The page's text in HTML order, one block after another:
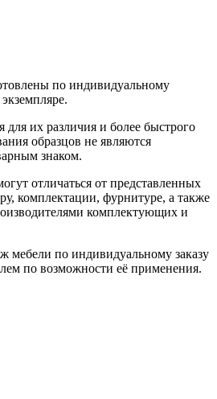
по индивидуальному
их различия и более быстрого
образцов не являются
знаком.
отличаться от представленных
комплектации, фурнитуре, а также
комплектующих и
мебели по индивидуальному заказу
по возможности её применения.